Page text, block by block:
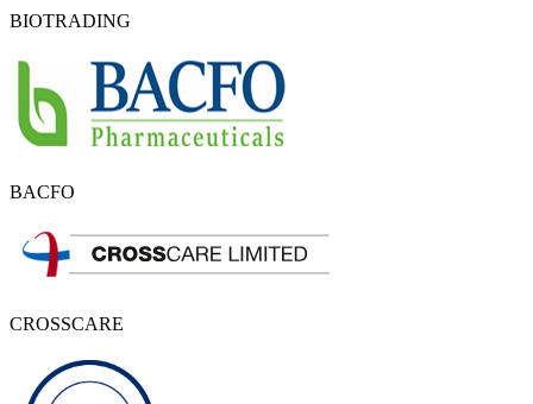
BIOTRADING
BACFO
CROSSCARE